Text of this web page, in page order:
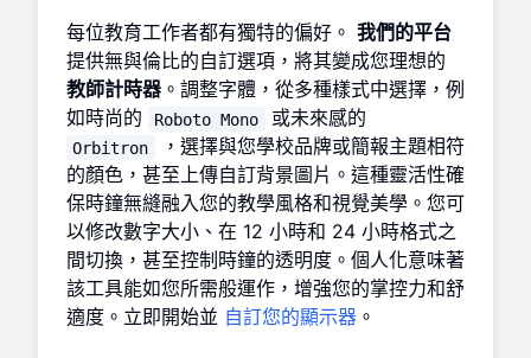
每位教育工作者都有獨特的偏好。 我們的平台
提供無與倫比的自訂選項，將其變成您理想的
教師計時器 。調整字體，從多種樣式中選擇，例
如時尚的
Roboto Mono 或未來感的
Orbitron
，選擇與您學校品牌或簡報主題相符
的顏色，甚至上傳自訂背景圖片。這種靈活性確
保時鐘無縫融入您的教學風格和視覺美學。您可
以修改數字大小、在 12 小時和 24 小時格式之
間切換，甚至控制時鐘的透明度。個人化意味著
該工具能如您所需般運作，增強您的掌控力和舒
適度。立即開始並 自訂您的顯示器 。